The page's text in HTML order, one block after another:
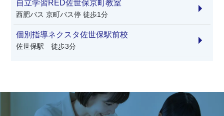
自立学習RED佐世保京町教室
西肥バス 京町バス停 徒歩1分
個別指導ネクスタ佐世保駅前校
佐世保駅 徒歩3分